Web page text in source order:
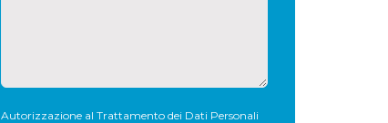
Autorizzazione al Trattamento dei Dati Personali